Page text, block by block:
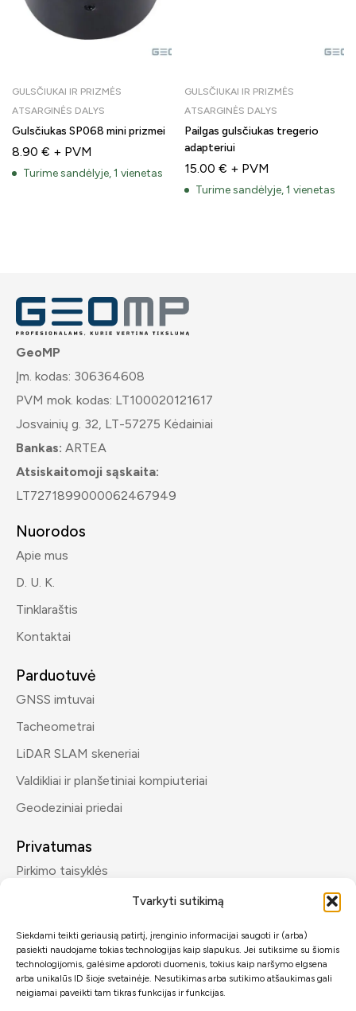
Tvarkyti sutikimą
Siekdami teikti geriausią patirtį, įrenginio informacijai saugoti ir (arba)
pasiekti naudojame tokias technologijas kaip slapukus. Jei sutiksime su šiomis
technologijomis, galėsime apdoroti duomenis, tokius kaip naršymo elgsena
arba unikalūs ID šioje svetainėje. Nesutikimas arba sutikimo atšaukimas gali
neigiamai paveikti tam tikras funkcijas ir funkcijas.
GULSČIUKAI IR PRIZMĖS
ATSARGINĖS DALYS
Gulsčiukas SP068 mini prizmei
8.90 € + PVM
Turime sandėlyje, 1 vienetas
GULSČIUKAI IR PRIZMĖS
ATSARGINĖS DALYS
Pailgas gulsčiukas tregerio
adapteriui
15.00 € + PVM
Turime sandėlyje, 1 vienetas
GeoMP
Įm. kodas: 306364608
PVM mok. kodas: LT100020121617
Josvainių g. 32, LT-57275 Kėdainiai
Bankas: ARTEA
Atsiskaitomoji sąskaita:
LT7271899000062467949
Nuorodos
Apie mus
D. U. K.
Tinklaraštis
Kontaktai
Parduotuvė
GNSS imtuvai
Tacheometrai
LiDAR SLAM skeneriai
Valdikliai ir planšetiniai kompiuteriai
Geodeziniai priedai
Privatumas
Pirkimo taisyklės
Kontaktai
info@geomp.lt
+370 600 89432